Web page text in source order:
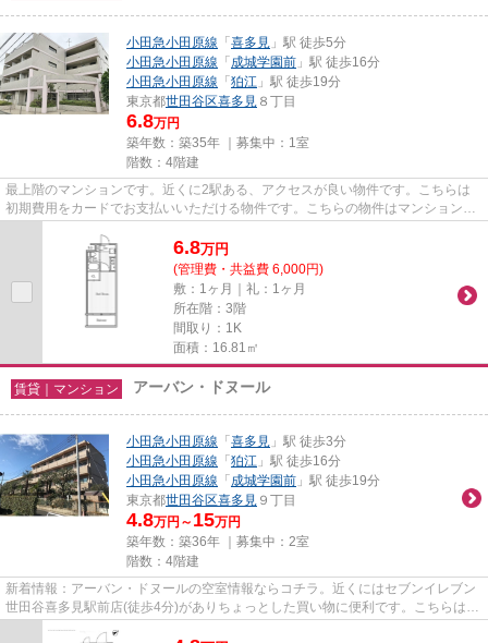
小田急小田原線 「喜多見 」駅 徒歩5分
小田急小田原線 「成城学園前 」駅 徒歩16分
小田急小田原線 「狛江 」駅 徒歩19分
東京都世田谷区喜多見 ８丁目
6.8万円
築年数：築35年 ｜募集中： 1室
階数：4階建
最上階のマンションです。近くに2駅ある、アクセスが良い物件です。こちらは
初期費用をカードでお支払いいただける物件です。こちらの物件はマンションで
す。当社スタッフが地域の賃貸...
6.8万円
(管理費・共益費 6,000円)
敷：1ヶ月｜礼：1ヶ月
所在階：3階
間取り：1K
面積：16.81㎡
賃貸｜マンション アーバン・ドヌール
小田急小田原線 「喜多見 」駅 徒歩3分
小田急小田原線 「狛江 」駅 徒歩16分
小田急小田原線 「成城学園前 」駅 徒歩19分
東京都世田谷区喜多見 ９丁目
4.8万円～ 15万円
築年数：築36年 ｜募集中： 2室
階数：4階建
新着情報：アーバン・ドヌールの空室情報ならコチラ。近くにはセブンイレブン
世田谷喜多見駅前店(徒歩4分)がありちょっとした買い物に便利です。こちらは初
期費用をカードでお支払い...